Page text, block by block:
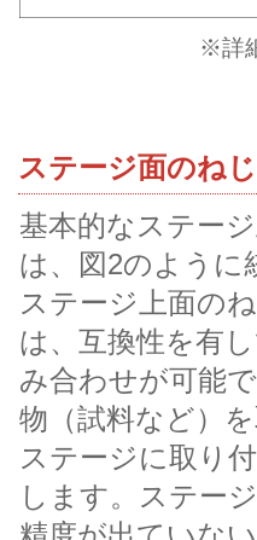
※詳
ステージ面のね
基本的なステー
は、図2のように
ステージ上面の
は、互換性を有
み合わせが可能
物（試料など）
ステージに取り
します。ステー